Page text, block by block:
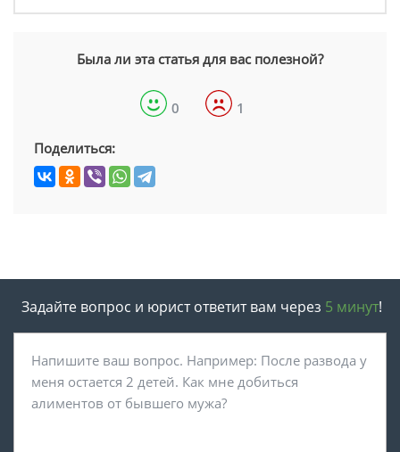
Была ли эта статья для вас полезной?
0 1
Поделиться:
Задайте вопрос и юрист ответит вам через 5 минут!